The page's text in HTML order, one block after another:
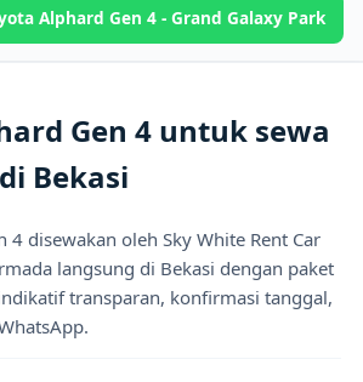
Alphard Gen 4 - Grand Galaxy Park
Gen 4 untuk sewa
Bekasi
4 disewakan oleh Sky White Rent Car
langsung di Bekasi dengan paket
transparan, konfirmasi tanggal,